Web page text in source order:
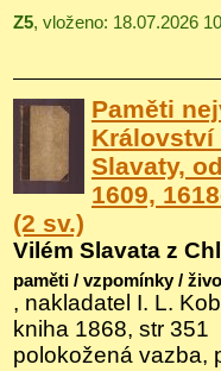
Z5, vloženo: 18.07.2026
Paměti
Království
Slavaty,
1609,
(2 sv.)
Vilém Slavata z
paměti / vzpomínky /
, nakladatel I. L.
kniha 1868, str 351
polokožená vazba,